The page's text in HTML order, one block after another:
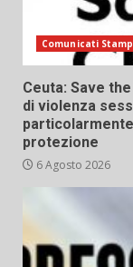
Comunicati
Ceuta: Save
di violenza
protezione
6 Agosto 2026